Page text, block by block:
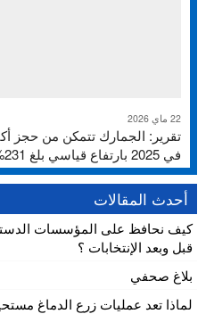
22 ماي 2026
في 2025 بارتفاع قياسي بلغ 231%
أحدث المقالات
كيف نحافظ على المؤسسات
قبل وبعد الإنتخابات ؟
بلاغ صحفي
لماذا تعد عمليات زرع الدماغ